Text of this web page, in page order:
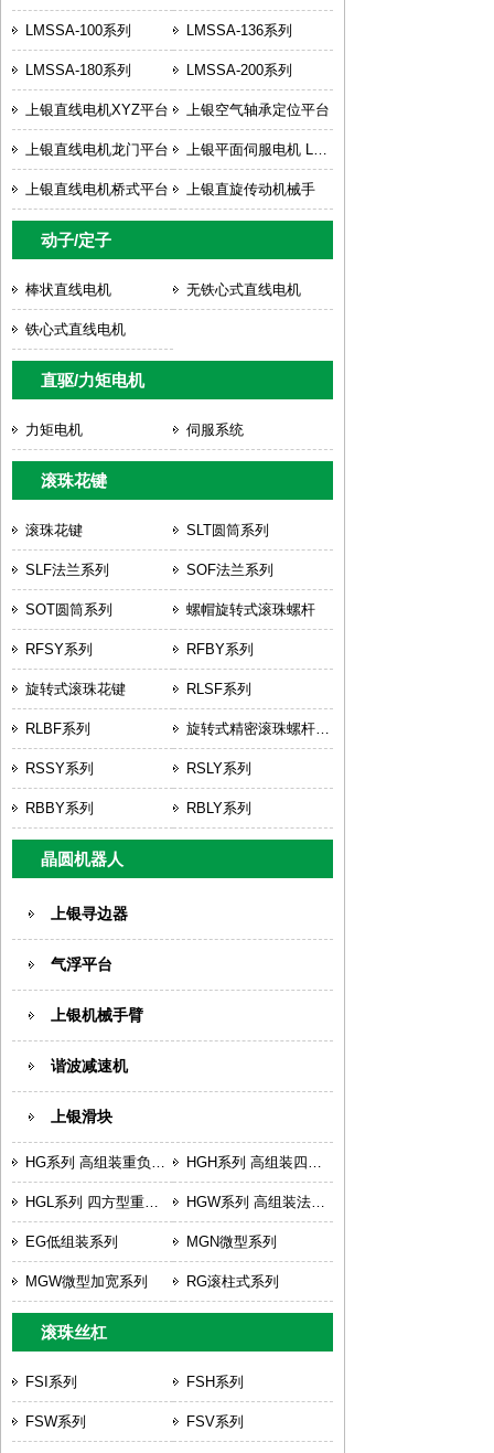
LMSSA-100系列 LMSSA-136系列
LMSSA-180系列 LMSSA-200系列
上银直线电机XYZ平台 上银空气轴承定位平台
上银直线电机龙门平台 上银平面伺服电机 LMSP
上银直线电机桥式平台 上银直旋传动机械手
动子/定子
棒状直线电机 无铁心式直线电机
铁心式直线电机
直驱/力矩电机
力矩电机 伺服系统
滚珠花键
滚珠花键 SLT圆筒系列
SLF法兰系列 SOF法兰系列
SOT圆筒系列 螺帽旋转式滚珠螺杆
RFSY系列 RFBY系列
旋转式滚珠花键 RLSF系列
RLBF系列 旋转式精密滚珠螺杆花键
RSSY系列 RSLY系列
RBBY系列 RBLY系列
晶圆机器人
上银寻边器
气浮平台
上银机械手臂
谐波减速机
上银滑块
HG系列 高组装重负荷型滚珠式 HGH系列 高组装四方型重负荷型滚珠式
HGL系列 四方型重负荷低组装型滚珠式 HGW系列 高组装法兰型重负荷型滚珠式
EG低组装系列 MGN微型系列
MGW微型加宽系列 RG滚柱式系列
滚珠丝杠
FSI系列 FSH系列
FSW系列 FSV系列